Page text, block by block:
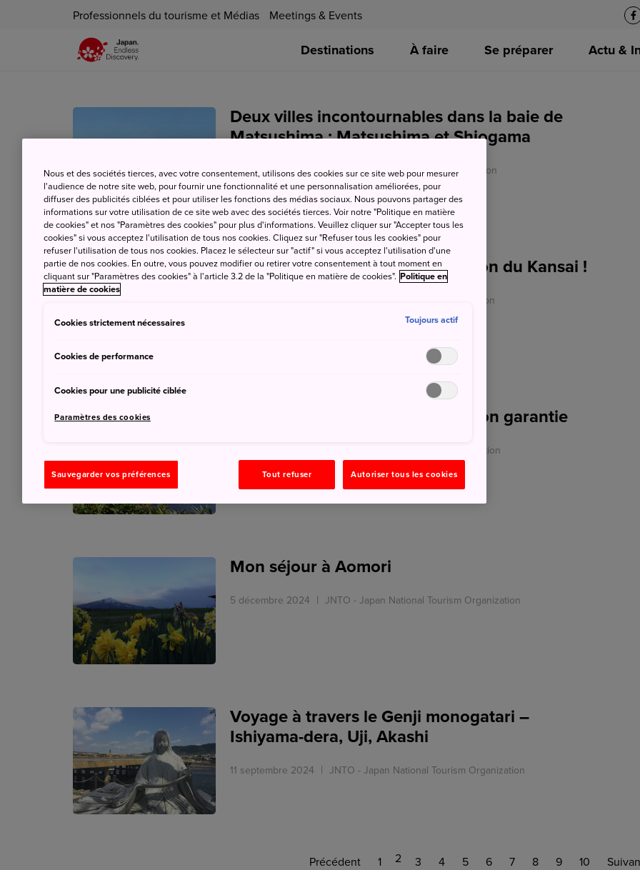
Professionnels du tourisme et Médias Meetings & Events
Destinations À faire Se préparer Actu &
Deux villes incontournables dans la baie de
Matsushima : Matsushima et Shiogama
24 juin 2025 JNTO - Japan National Tourism Organization
Partez à la découverte de la région du Kansai !
JNTO - Japan National Tourism Organization
Voyage à Hokkaido : déconnection garantie
JNTO - Japan National Tourism Organization
Mon séjour à Aomori
5 décembre 2024 JNTO - Japan National Tourism Organization
Voyage à travers le Genji monogatari –
Ishiyama-dera, Uji, Akashi
11 septembre 2024 JNTO - Japan National Tourism Organization
Précédent 1 2 3 4 5 6 7 8 9 10
Nous et des sociétés tierces, avec votre consentement, utilisons des cookies sur ce site web pour mesurer
l'audience de notre site web, pour fournir une fonctionnalité et une personnalisation améliorées, pour
diffuser des publicités ciblées et pour utiliser les fonctions des médias sociaux. Nous pouvons partager des
informations sur votre utilisation de ce site web avec des sociétés tierces. Voir notre "Politique en matière
de cookies" et nos "Paramètres des cookies" pour plus d'informations. Veuillez cliquer sur "Accepter tous les
cookies" si vous acceptez l'utilisation de tous nos cookies. Cliquez sur "Refuser tous les cookies" pour
refuser l'utilisation de tous nos cookies. Placez le sélecteur sur "actif" si vous acceptez l'utilisation d'une
partie de nos cookies. En outre, vous pouvez modifier ou retirer votre consentement à tout moment en
cliquant sur "Paramètres des cookies" à l'article 3.2 de la "Politique en matière de cookies". Politique en
matière de cookies
Cookies strictement nécessaires Toujours actif
Cookies de performance
Cookies pour une publicité ciblée
Paramètres des cookies
Sauvegarder vos préférences Tout refuser Autoriser tous les cookies